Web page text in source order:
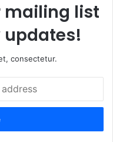
mailing list
updates!
consectetur.